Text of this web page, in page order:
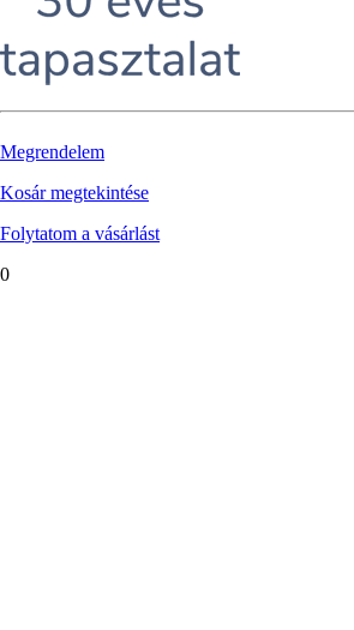
Megrendelem
Kosár megtekintése
Folytatom a vásárlást
0